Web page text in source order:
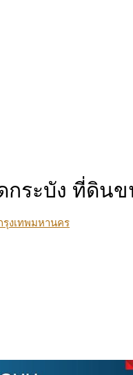
ระบัง ที่ดินข
งเทพมหานคร